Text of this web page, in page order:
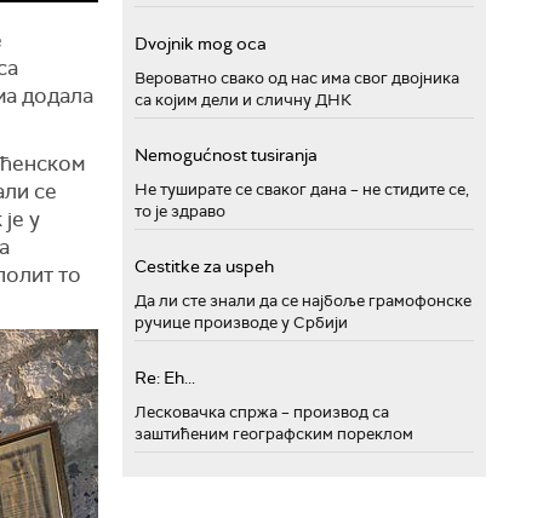
додала
се
у
то
Dvojnik mog oca
Вероватно свако од нас има свог двојника
са којим дели и сличну ДНК
Nemogućnost tusiranja
Не туширате се сваког дана – не стидите се,
то је здраво
Cestitke za uspeh
Да ли сте знали да се најбоље грамофонске
ручице производе у Србији
Re: Eh...
Лесковачка спржа – производ са
заштићеним географским пореклом